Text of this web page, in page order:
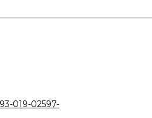
019-02597-